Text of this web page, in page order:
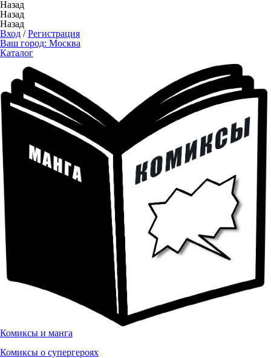
Назад
Назад
Назад
Вход /Регистрация
Ваш город: Москва
Каталог
Комиксы и манга
Комиксы о супергероях